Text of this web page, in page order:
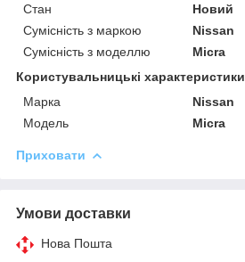
Стан
Новий
Сумісність з маркою
Nissan
Сумісність з моделлю
Micra
Користувальницькі характеристики
Марка
Nissan
Модель
Micra
Приховати
Умови доставки
Нова Пошта